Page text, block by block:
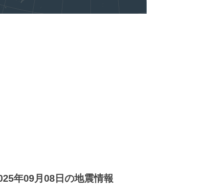
年09月08日の地震情報